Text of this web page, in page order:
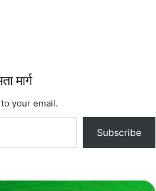
मार्ग
your email.
Subscribe